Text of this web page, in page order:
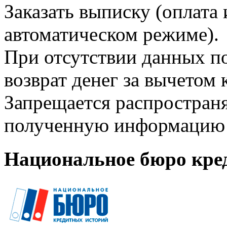
Заказать выписку
автоматическом режиме).
При отсутствии данных
возврат денег за
Запрещается
полученную информацию
Национальное бюро